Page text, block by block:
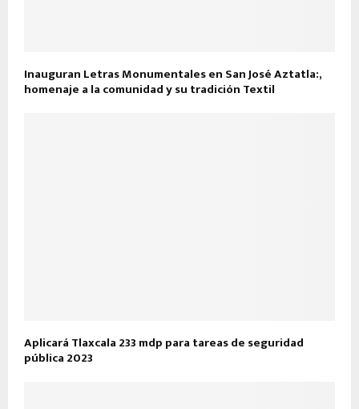
Inauguran Letras Monumentales en San José Aztatla:,
homenaje a la comunidad y su tradición Textil
Aplicará Tlaxcala 233 mdp para tareas de seguridad
pública 2023